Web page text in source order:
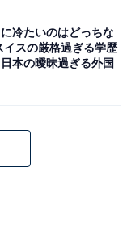
は
ピードをシフト
の消費はモノか
に冷たいのはどっちな
イスの厳格過ぎる学歴
本の曖昧過ぎる外国